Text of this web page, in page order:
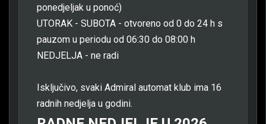
ponedjeljak u ponoć)
UTORAK - SUBOTA - otvoreno od 0 do 24 h s
pauzom u periodu od 06:30 do 08:00 h
NEDJELJA - ne radi
Isključivo, svaki Admiral automat klub ima 16
radnih nedjelja u godini.